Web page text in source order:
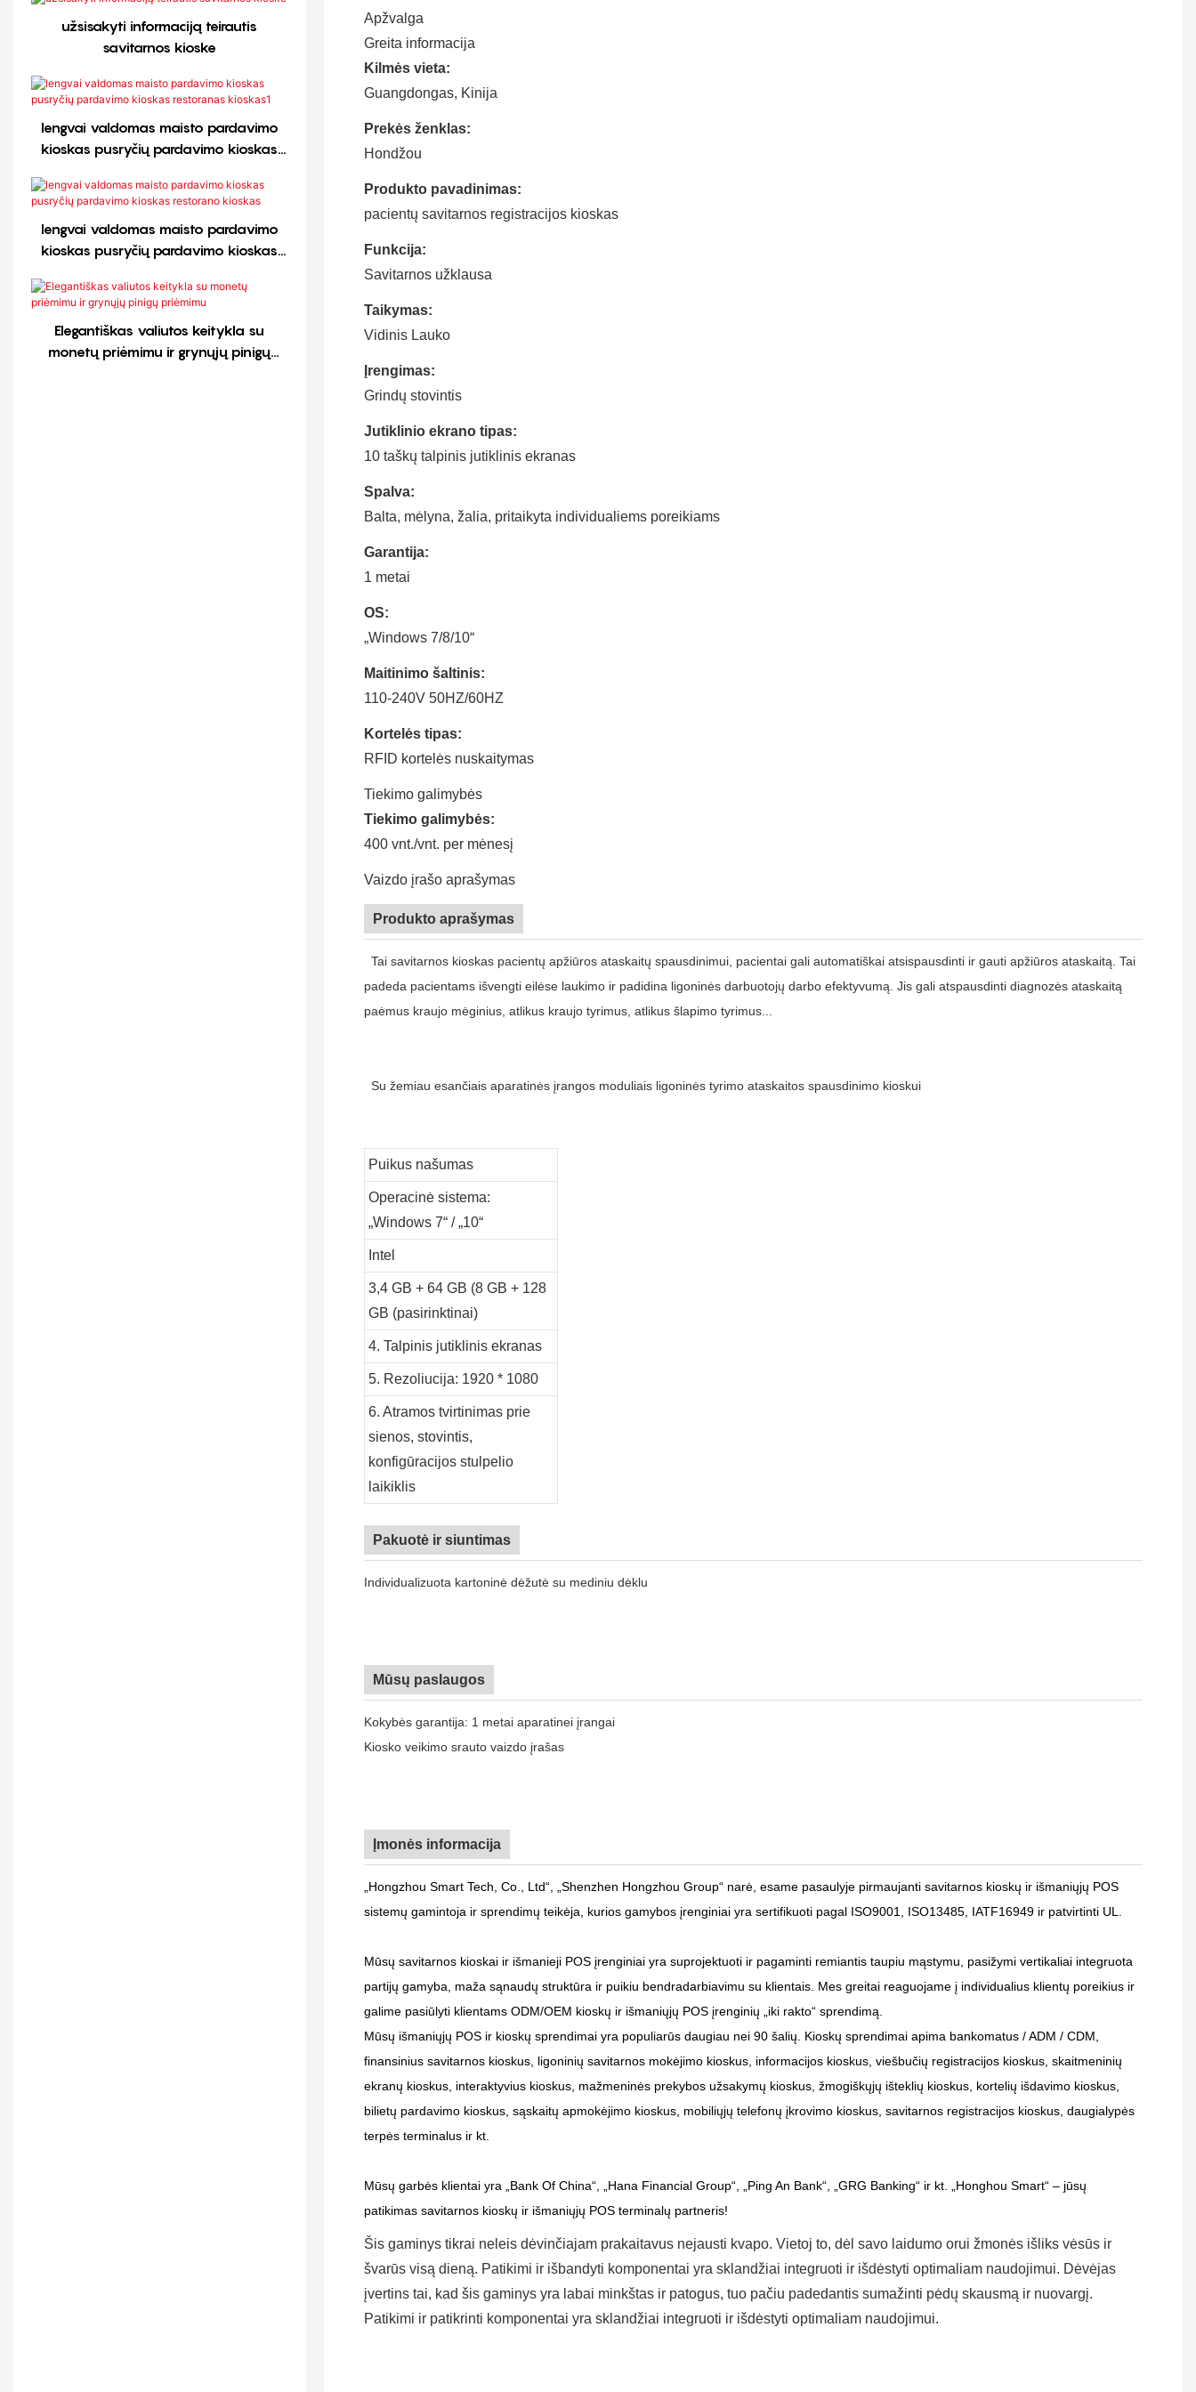
Apžvalga
Greita informacija
Kilmės vieta:
Guangdongas, Kinija
Prekės ženklas:
Hondžou
Produkto pavadinimas:
pacientų savitarnos registracijos kioskas
Funkcija:
Savitarnos užklausa
Taikymas:
Vidinis Lauko
Įrengimas:
Grindų stovintis
Jutiklinio ekrano tipas:
10 taškų talpinis jutiklinis ekranas
Spalva:
Balta, mėlyna, žalia, pritaikyta individualiems poreikiams
Garantija:
1 metai
OS:
„Windows 7/8/10“
Maitinimo šaltinis:
110-240V 50HZ/60HZ
Kortelės tipas:
RFID kortelės nuskaitymas
Tiekimo galimybės
Tiekimo galimybės:
400 vnt./vnt. per mėnesį
Vaizdo įrašo aprašymas
Produkto aprašymas
Tai savitarnos kioskas pacientų apžiūros ataskaitų spausdinimui, pacientai gali automatiškai atsispausdinti ir gauti apžiūros ataskaitą. Tai
padeda pacientams išvengti eilėse laukimo ir padidina ligoninės darbuotojų darbo efektyvumą. Jis gali atspausdinti diagnozės ataskaitą
paėmus kraujo mėginius, atlikus kraujo tyrimus, atlikus šlapimo tyrimus...
Su žemiau esančiais aparatinės įrangos moduliais ligoninės tyrimo ataskaitos spausdinimo kioskui
Puikus našumas
Operacinė sistema:
„Windows 7“ / „10“
Intel
3,4 GB + 64 GB (8 GB + 128
GB (pasirinktinai)
4. Talpinis jutiklinis ekranas
5. Rezoliucija: 1920 * 1080
6. Atramos tvirtinimas prie
sienos, stovintis,
konfigūracijos stulpelio
laikiklis
Pakuotė ir siuntimas
Individualizuota kartoninė dėžutė su mediniu dėklu
Mūsų paslaugos
Kokybės garantija: 1 metai aparatinei įrangai
Kiosko veikimo srauto vaizdo įrašas
Įmonės informacija
„Hongzhou Smart Tech, Co., Ltd“, „Shenzhen Hongzhou Group“ narė, esame pasaulyje pirmaujanti savitarnos kioskų ir išmaniųjų POS
sistemų gamintoja ir sprendimų teikėja, kurios gamybos įrenginiai yra sertifikuoti pagal ISO9001, ISO13485, IATF16949 ir ​​patvirtinti UL.
Mūsų savitarnos kioskai ir išmanieji POS įrenginiai yra suprojektuoti ir pagaminti remiantis taupiu mąstymu, pasižymi vertikaliai integruota
partijų gamyba, maža sąnaudų struktūra ir puikiu bendradarbiavimu su klientais. Mes greitai reaguojame į individualius klientų poreikius ir
galime pasiūlyti klientams ODM/OEM kioskų ir išmaniųjų POS įrenginių „iki rakto“ sprendimą.
Mūsų išmaniųjų POS ir kioskų sprendimai yra populiarūs daugiau nei 90 šalių. Kioskų sprendimai apima bankomatus / ADM / CDM,
finansinius savitarnos kioskus, ligoninių savitarnos mokėjimo kioskus, informacijos kioskus, viešbučių registracijos kioskus, skaitmeninių
ekranų kioskus, interaktyvius kioskus, mažmeninės prekybos užsakymų kioskus, žmogiškųjų išteklių kioskus, kortelių išdavimo kioskus,
bilietų pardavimo kioskus, sąskaitų apmokėjimo kioskus, mobiliųjų telefonų įkrovimo kioskus, savitarnos registracijos kioskus, daugialypės
terpės terminalus ir kt.
Mūsų garbės klientai yra „Bank Of China“, „Hana Financial Group“, „Ping An Bank“, „GRG Banking“ ir kt. „Honghou Smart“ – jūsų
patikimas savitarnos kioskų ir išmaniųjų POS terminalų partneris!
Šis gaminys tikrai neleis dėvinčiajam prakaitavus nejausti kvapo. Vietoj to, dėl savo laidumo orui žmonės išliks vėsūs ir
švarūs visą dieną. Patikimi ir išbandyti komponentai yra sklandžiai integruoti ir išdėstyti optimaliam naudojimui. Dėvėjas
įvertins tai, kad šis gaminys yra labai minkštas ir patogus, tuo pačiu padedantis sumažinti pėdų skausmą ir nuovargį.
Patikimi ir patikrinti komponentai yra sklandžiai integruoti ir išdėstyti optimaliam naudojimui.
užsisakyti informaciją teirautis
savitarnos kioske
lengvai valdomas maisto pardavimo
kioskas pusryčių pardavimo kioskas
lengvai valdomas maisto pardavimo
kioskas pusryčių pardavimo kioskas
Elegantiškas valiutos keitykla su
monetų priėmimu ir grynųjų pinigų